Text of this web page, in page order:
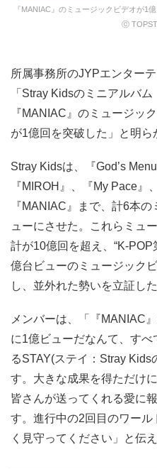
『MANIAC』のミュージックビデオが1
ⓒ
所属事務所のJYPエンター
「Stray Kidsのミニアルバ
『MANIAC』のミュージッ
が1億回を突破した」と明ら
Stray Kidsは、『God’s
『MIROH』、『My Pace』
『MANIAC』まで、計6本
ューにさせた。これらミュ
計が10億回を超え、“K-
億台ビューのミュージック
し、並外れた勢いを立証した
メンバーは、「『MANIAC
に1億ビューだなんて、す
るSTAY(ステイ：Stray Kids
す。大きな成果を得ただけ
皆さんが送ってくれる愛に
す。進行中の2回目のワー
く見守ってください」と伝え